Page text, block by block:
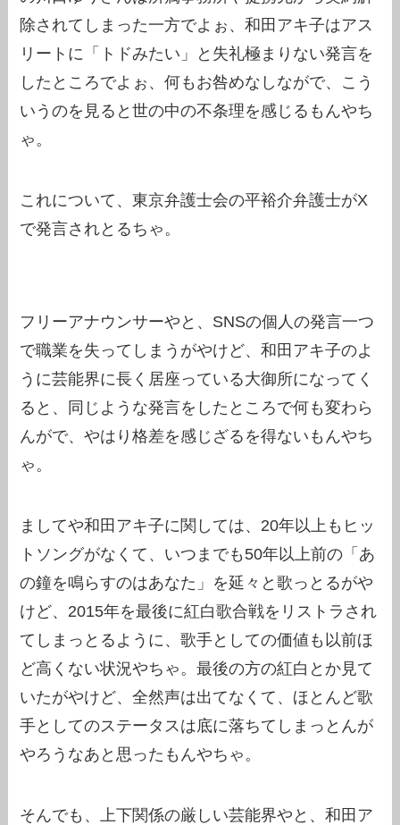
除されてしまった一方でよぉ、和田アキ子はアス
リートに「トドみたい」と失礼極まりない発言を
したところでよぉ、何もお咎めなしながで、こう
いうのを見ると世の中の不条理を感じるもんやち
ゃ。
これについて、東京弁護士会の平裕介弁護士がX
で発言されとるちゃ。
フリーアナウンサーやと、SNSの個人の発言一つ
で職業を失ってしまうがやけど、和田アキ子のよ
うに芸能界に長く居座っている大御所になってく
ると、同じような発言をしたところで何も変わら
んがで、やはり格差を感じざるを得ないもんやち
ゃ。
ましてや和田アキ子に関しては、20年以上もヒッ
トソングがなくて、いつまでも50年以上前の「あ
の鐘を鳴らすのはあなた」を延々と歌っとるがや
けど、2015年を最後に紅白歌合戦をリストラされ
てしまっとるように、歌手としての価値も以前ほ
ど高くない状況やちゃ。最後の方の紅白とか見て
いたがやけど、全然声は出てなくて、ほとんど歌
手としてのステータスは底に落ちてしまっとんが
やろうなあと思ったもんやちゃ。
そんでも、上下関係の厳しい芸能界やと、和田ア